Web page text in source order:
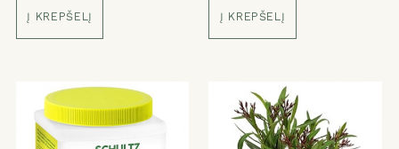
Į KREPŠELĮ Į KREPŠELĮ